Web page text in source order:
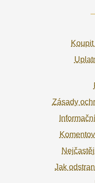
Koupit
Zásady
Jak